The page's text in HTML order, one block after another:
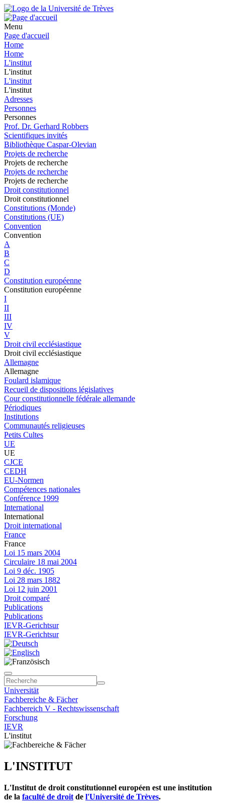
Menu
Page d'accueil
Home
Home
L'institut
L'institut
L'institut
L'institut
Adresses
Personnes
Personnes
Prof. Dr. Gerhard Robbers
Scientifiques invités
Bibliothèque Caspar-Olevian
Projets de recherche
Projets de recherche
Projets de recherche
Projets de recherche
Droit constitutionnel
Droit constitutionnel
Constitutions (Monde)
Constitutions (UE)
Convention
Convention
A
B
C
D
Constitution européenne
Constitution européenne
I
II
III
IV
V
Droit civil ecclésiastique
Droit civil ecclésiastique
Allemagne
Allemagne
Foulard islamique
Recueil de dispositions législatives
Cour constitutionnelle fédérale allemande
Périodiques
Institutions
Communautés religieuses
Petits Cultes
UE
UE
CJCE
CEDH
EU-Normen
Compétences nationales
Conférence 1999
International
International
Droit international
France
France
Loi 15 mars 2004
Circulaire 18 mai 2004
Loi 9 déc. 1905
Loi 28 mars 1882
Loi 12 juin 2001
Droit comparé
Publications
Publications
IEVR-Gerichtsur
IEVR-Gerichtsur
Universität
Fachbereiche & Fächer
Fachbereich V - Rechtswissenschaft
Forschung
IEVR
L'institut
L'INSTITUT
L'Institut de droit constitutionnel européen est une institution
de la faculté de droit de l'Université de Trèves.